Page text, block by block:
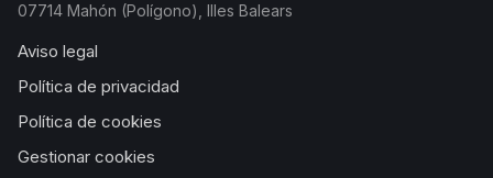
07714 Mahón (Polígono), Illes Balears
Aviso legal
Política de privacidad
Política de cookies
Gestionar cookies